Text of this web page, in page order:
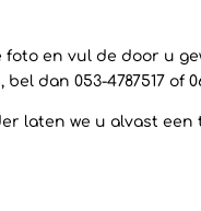
en vul de door u
dan 053-4787517 of
laten we u alvast een